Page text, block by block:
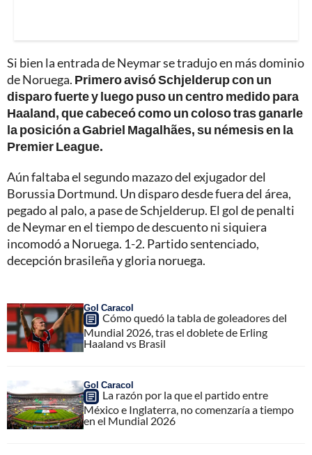
Si bien la entrada de Neymar se tradujo en más dominio
de Noruega. Primero avisó Schjelderup con un
disparo fuerte y luego puso un centro medido para
Haaland, que cabeceó como un coloso tras ganarle
la posición a Gabriel Magalhães, su némesis en la
Premier League.
Aún faltaba el segundo mazazo del exjugador del
Borussia Dortmund. Un disparo desde fuera del área,
pegado al palo, a pase de Schjelderup. El gol de penalti
de Neymar en el tiempo de descuento ni siquiera
incomodó a Noruega. 1-2. Partido sentenciado,
decepción brasileña y gloria noruega.
Gol Caracol
Cómo quedó la tabla de goleadores del
Mundial 2026, tras el doblete de Erling
Haaland vs Brasil
Gol Caracol
La razón por la que el partido entre
México e Inglaterra, no comenzaría a tiempo
en el Mundial 2026